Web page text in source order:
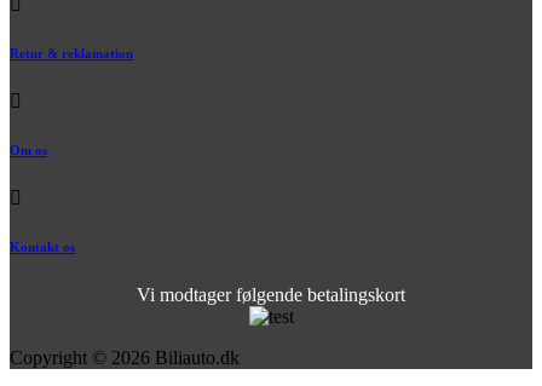
Retur & reklamation
Om os
Kontakt os
Vi modtager følgende betalingskort
Copyright © 2026 Biliauto.dk